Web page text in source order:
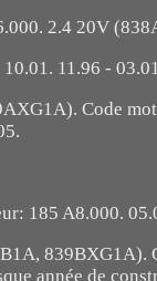
2.4 20V
11.96 -
Code
185 A8.000.
839BXG1A).
année de